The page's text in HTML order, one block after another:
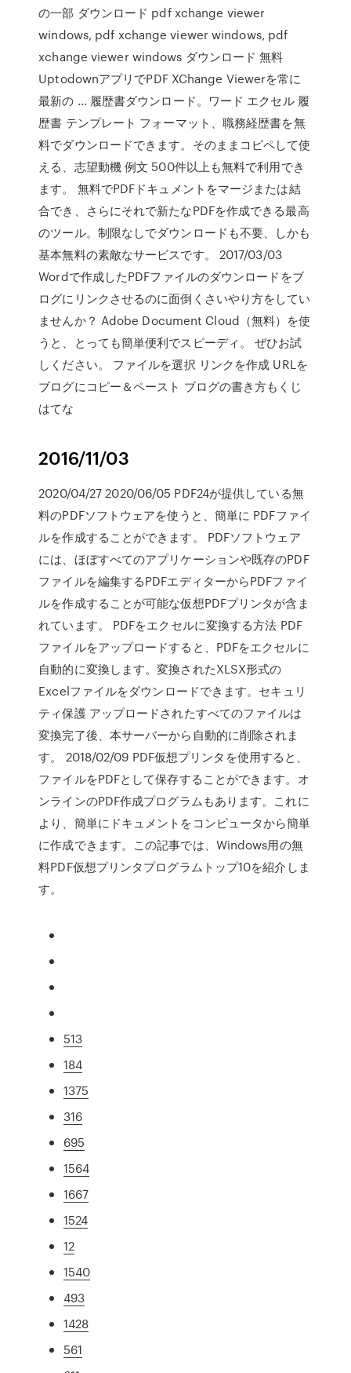
の一部 ダウンロード pdf xchange viewer
windows, pdf xchange viewer windows, pdf
xchange viewer windows ダウンロード 無料
UptodownアプリでPDF XChange Viewerを常に
最新の … 履歴書ダウンロード。ワード エクセル 履
歴書 テンプレート フォーマット、職務経歴書を無
料でダウンロードできます。そのままコピペして使
える、志望動機 例文 500件以上も無料で利用でき
ます。 無料でPDFドキュメントをマージまたは結
合でき、さらにそれで新たなPDFを作成できる最高
のツール。制限なしでダウンロードも不要、しかも
基本無料の素敵なサービスです。 2017/03/03
Wordで作成したPDFファイルのダウンロードをブ
ログにリンクさせるのに面倒くさいやり方をしてい
ませんか？ Adobe Document Cloud（無料）を使
うと、とっても簡単便利でスピーディ。 ぜひお試
しください。 ファイルを選択 リンクを作成 URLを
ブログにコピー＆ペースト ブログの書き方もくじ
はてな
2016/11/03
2020/04/27 2020/06/05 PDF24が提供している無
料のPDFソフトウェアを使うと、簡単に PDFファイ
ルを作成することができます。 PDFソフトウェア
には、ほぼすべてのアプリケーションや既存のPDF
ファイルを編集するPDFエディターからPDFファイ
ルを作成することが可能な仮想PDFプリンタが含ま
れています。 PDFをエクセルに変換する方法 PDF
ファイルをアップロードすると、PDFをエクセルに
自動的に変換します。変換されたXLSX形式の
Excelファイルをダウンロードできます。セキュリ
ティ保護 アップロードされたすべてのファイルは
変換完了後、本サーバーから自動的に削除されま
す。 2018/02/09 PDF仮想プリンタを使用すると、
ファイルをPDFとして保存することができます。オ
ンラインのPDF作成プログラムもあります。これに
より、簡単にドキュメントをコンピュータから簡単
に作成できます。この記事では、Windows用の無
料PDF仮想プリンタプログラムトップ10を紹介しま
す。
513
184
1375
316
695
1564
1667
1524
12
1540
493
1428
561